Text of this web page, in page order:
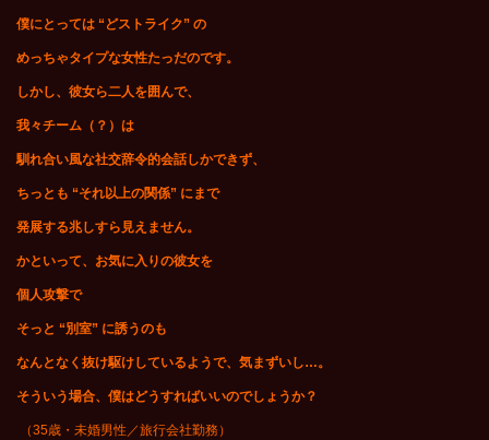
僕にとっては “どストライク” の
めっちゃタイプな女性たっだのです。
しかし、彼女ら二人を囲んで、
我々チーム（？）は
馴れ合い風な社交辞令的会話しかできず、
ちっとも “それ以上の関係” にまで
発展する兆しすら見えません。
かといって、お気に入りの彼女を
個人攻撃で
そっと “別室” に誘うのも
なんとなく抜け駆けしているようで、気まずいし…。
そういう場合、僕はどうすればいいのでしょうか？
（35歳・未婚男性／旅行会社勤務）